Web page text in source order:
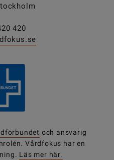
420
och ansvarig
Vårdfokus har en
Läs mer här.